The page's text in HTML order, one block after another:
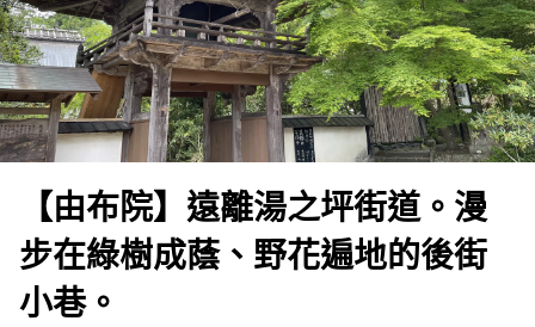
【由布院】遠離湯之坪街道。漫
步在綠樹成蔭、野花遍地的後街
小巷。